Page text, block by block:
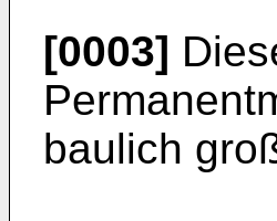
[0003]
baulich